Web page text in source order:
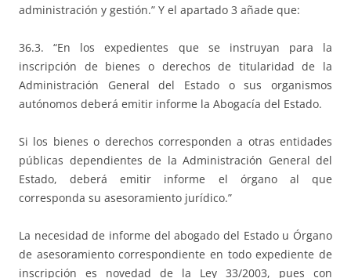
administración y gestión.” Y el apartado 3 añade que:
36.3. “En los expedientes que se instruyan para la
inscripción de bienes o derechos de titularidad de la
Administración General del Estado o sus organismos
autónomos deberá emitir informe la Abogacía del Estado.
Si los bienes o derechos corresponden a otras entidades
públicas dependientes de la Administración General del
Estado, deberá emitir informe el órgano al que
corresponda su asesoramiento jurídico.”
La necesidad de informe del abogado del Estado u Órgano
de asesoramiento correspondiente en todo expediente de
inscripción es novedad de la Ley 33/2003, pues con